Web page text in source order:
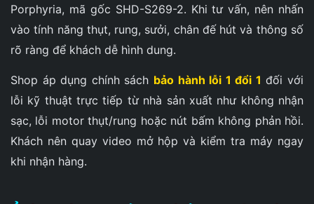
Porphyria, mã gốc SHD-S269-2. Khi tư vấn, nên nhấn
vào tính năng thụt, rung, sưởi, chân đế hút và thông số
rõ ràng để khách dễ hình dung.
Shop áp dụng chính sách bảo hành lỗi 1 đổi 1 đối với
lỗi kỹ thuật trực tiếp từ nhà sản xuất như không nhận
sạc, lỗi motor thụt/rung hoặc nút bấm không phản hồi.
Khách nên quay video mở hộp và kiểm tra máy ngay
khi nhận hàng.